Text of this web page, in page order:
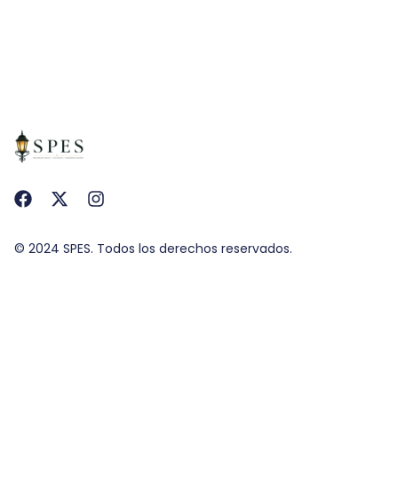
© 2024 SPES. Todos los derechos reservados.